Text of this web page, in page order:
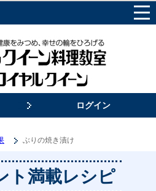
ログイン
ぶりの焼き漬け
ト満載レシピ